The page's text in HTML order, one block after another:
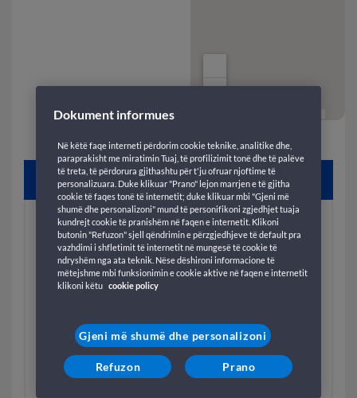
Valensia SPANJË - Ibiza SPANJË
Duke filluar nga
€ 28
KOHA E UDHËTIMIT*
H15M PALMA E MAJORKËS
KOHA E UDHËTIMIT*
M DIREKT
Dokument informues
Në këtë faqe interneti përdorim cookie teknike, analitike dhe,
paraprakisht me miratimin Tuaj, të profilizimit tonë dhe të palëve
të treta, të përdorura gjithashtu për t'ju ofruar njoftime të
personalizuara. Duke klikuar "Prano" lejon marrjen e të gjitha
cookie të faqes tonë të internetit; duke klikuar mbi "Gjeni më
shumë dhe personalizoni" mund të personifikoni zgjedhjet tuaja
kundrejt cookie të pranishëm në faqen e internetit. Klikoni
butonin "Refuzon" sjell qëndrimin e përzgjedhjeve të default pra
vazhdimi i shfletimit të internetit në mungesë të cookie të
ndryshëm nga ata teknik. Nëse dëshironi informacione të
mëtejshme mbi funksionimin e cookie aktive në faqen e internetit
klikoni këtu cookie policy
Gjeni më shumë dhe personalizoni
Refuzon Prano